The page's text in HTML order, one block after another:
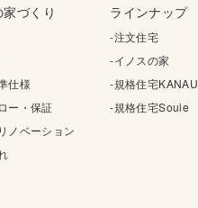
づくり
仕様
ー・保証
ノベーション
ラインナップ
-注文住宅
-イノスの家
-規格住宅KANAU
-規格住宅Souie